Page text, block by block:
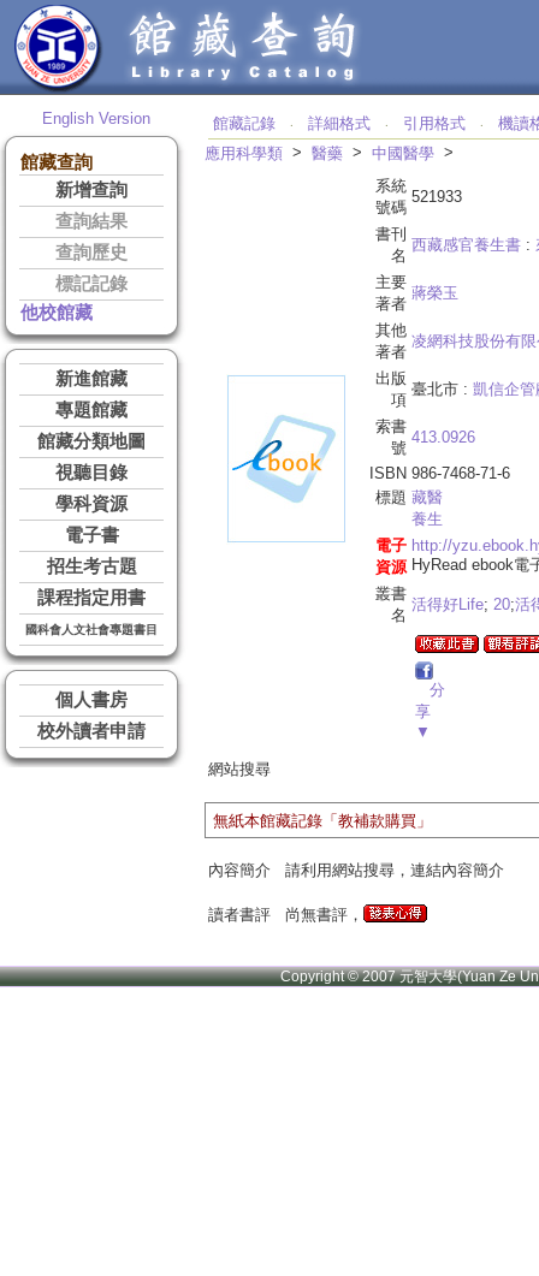
English Version
館藏查詢
新增查詢
查詢結果
查詢歷史
標記記錄
他校館藏
新進館藏
專題館藏
館藏分類地圖
視聽目錄
學科資源
電子書
招生考古題
課程指定用書
國科會人文社會專題書目
個人書房
校外讀者申請
館藏記錄 ‧ 詳細格式 ‧ 引用格式 ‧
機讀
應用科學類 > 醫藥 > 中國醫學 >
系統
號碼
521933
書刊
名
西藏感官養生書 :
主要
著者
蔣榮玉
其他
著者
凌網科技股份有
出版
項
臺北市 : 凱信企
索書
號
413.0926
ISBN 986-7468-71-6
標題 藏醫
養生
電子
資源
http://
HyRead ebook電
叢書
名
活得好Life; 20;活
分
享
▼
網站搜尋
無紙本館藏記錄「教補款購買」
內容簡介 請利用網站搜尋，連結內容簡介
讀者書評 尚無書評，
Copyright © 2007 元智大學(Yuan Ze